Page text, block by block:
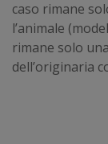
caso rimane
l’animale
rimane solo
dell’originaria